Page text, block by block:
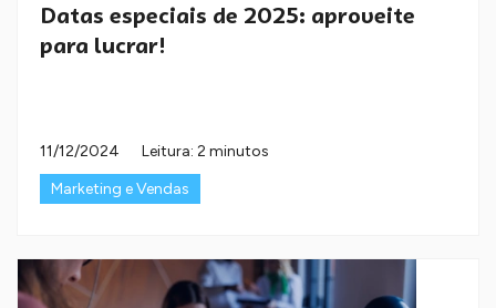
Datas especiais de 2025: aproveite
para lucrar!
11/12/2024
Leitura: 2 minutos
Marketing e Vendas